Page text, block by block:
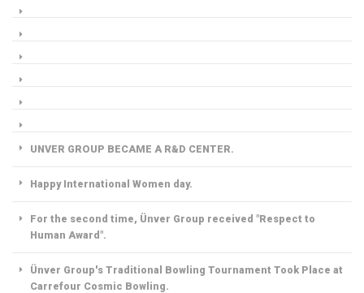
UNVER GROUP BECAME A R&D CENTER.
Happy International Women day.
For the second time, Ünver Group received "Respect to
Human Award".
Ünver Group's Traditional Bowling Tournament Took Place at
Carrefour Cosmic Bowling.